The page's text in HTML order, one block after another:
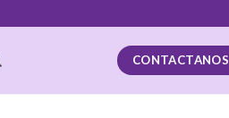
CONTACTANOS